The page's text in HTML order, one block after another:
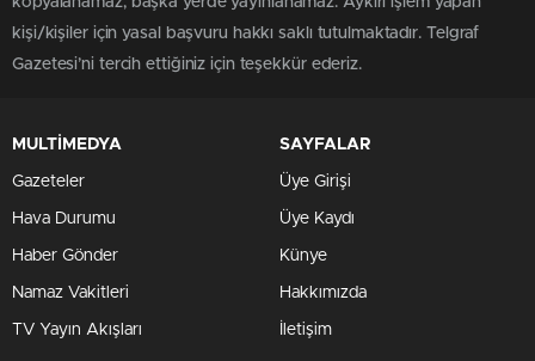
kişi/kişiler için yasal başvuru hakkı saklı tutulmaktadır. Telgraf
Gazetesi’ni tercih ettiğiniz için teşekkür ederiz.
MULTİMEDYA
Gazeteler
Hava Durumu
Haber Gönder
Namaz Vakitleri
TV Yayın Akışları
SAYFALAR
Üye Girişi
Üye Kaydı
Künye
Hakkımızda
İletişim